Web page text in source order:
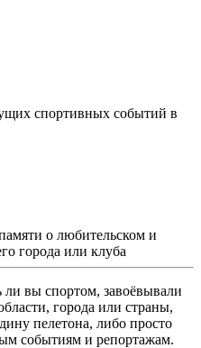
спортивных событий в
о любительском и
города или клуба
ли вы спортом, завоёвывали
города или страны,
пелетона, либо просто
событиям и репортажам.